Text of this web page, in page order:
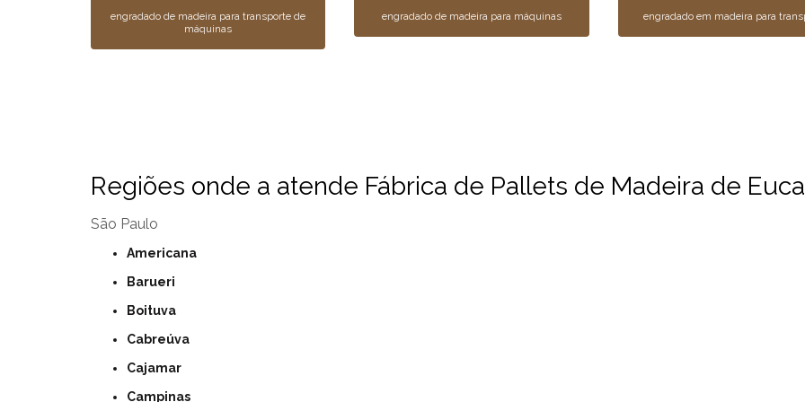
engradado de madeira para transporte de
máquinas
engradado de madeira para máquinas engradado em madeira para
Regiões onde a atende Fábrica de Pallets de Madeira de
São Paulo
Americana
Barueri
Boituva
Cabreúva
Cajamar
Campinas